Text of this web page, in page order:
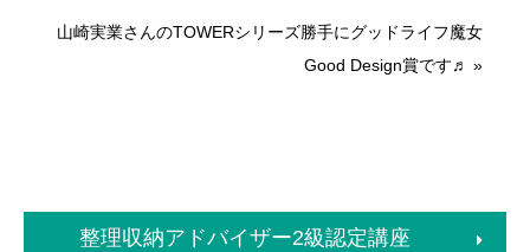
山崎実業さんのTOWERシリーズ勝手にグッドライフ魔女
Good Design賞です♬ »
整理収納アドバイザー2級認定講座